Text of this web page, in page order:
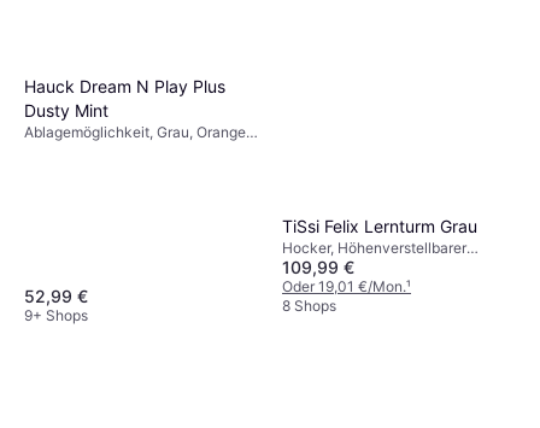
Hauck Dream N Play Plus
Dusty Mint
Ablagemöglichkeit, Grau, Orange,
52,99 €
9+ Shops
TiSsi Felix Lernturm Grau
Hocker, Höhenverstellbarer
Boden, Natur, Rosa, Blau, Grün,
Grau, Weiß, Schwarz, Gelb,
Material: Buche
109,99 €
Oder 19,01 €/Mon.¹
8 Shops